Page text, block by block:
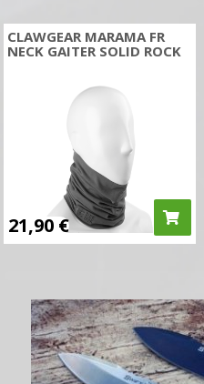
CLAWGEAR MARAMA FR
NECK GAITER SOLID ROCK
21,90€